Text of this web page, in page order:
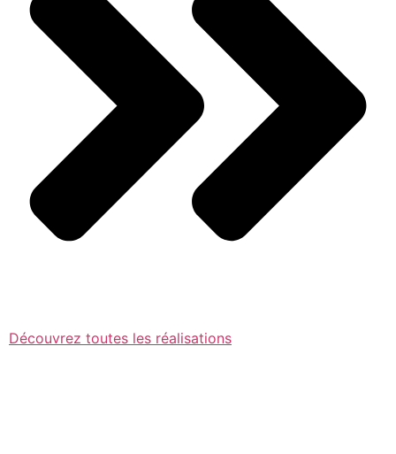
Découvrez toutes les réalisations